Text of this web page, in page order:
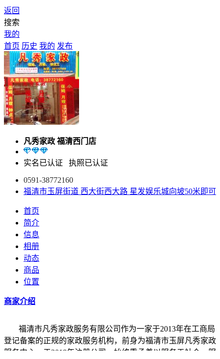
返回
搜索
我的
首页 历史 我的 发布
凡秀家政 福清西门店
实名已认证 执照已认证
0591-38772160
福清市玉屏街道 西大街西大路 星发娱乐城向坡50米即可
首页
简介
信息
相册
动态
商品
位置
商家介绍
福清市凡秀家政服务有限公司作为一家于2013年在工商局
登记备案的正规的家政服务机构，前身为福清市玉屏凡秀家政
服务中心，于2018年注册公司。始终秉承着以服务于社会，服